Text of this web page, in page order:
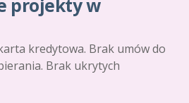
projekty w
kredytowa. Brak umów do
Brak ukrytych